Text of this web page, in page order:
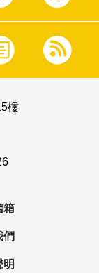
樓
箱
們
明